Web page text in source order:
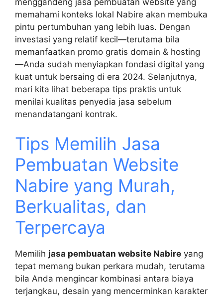
memahami konteks lokal Nabire akan membuka
pintu pertumbuhan yang lebih luas. Dengan
investasi yang relatif kecil—terutama bila
memanfaatkan promo gratis domain & hosting
—Anda sudah menyiapkan fondasi digital yang
kuat untuk bersaing di era 2024. Selanjutnya,
mari kita lihat beberapa tips praktis untuk
menilai kualitas penyedia jasa sebelum
menandatangani kontrak.
Tips Memilih Jasa
Pembuatan Website
Nabire yang Murah,
Berkualitas, dan
Terpercaya
Memilih jasa pembuatan website Nabire yang
tepat memang bukan perkara mudah, terutama
bila Anda mengincar kombinasi antara biaya
terjangkau, desain yang mencerminkan karakter